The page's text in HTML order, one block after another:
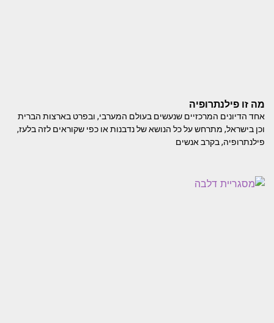
מה זו פילנתרופיה
אחד הדיונים המרכזיים שנעשים בעולם המערבי, ובפרט בארצות הברית
וכן בישראל, מתרחש על כל הנושא של נדבנות או כפי שקוראים לזה בלעז,
פילנתרופיה, בקרב אנשים